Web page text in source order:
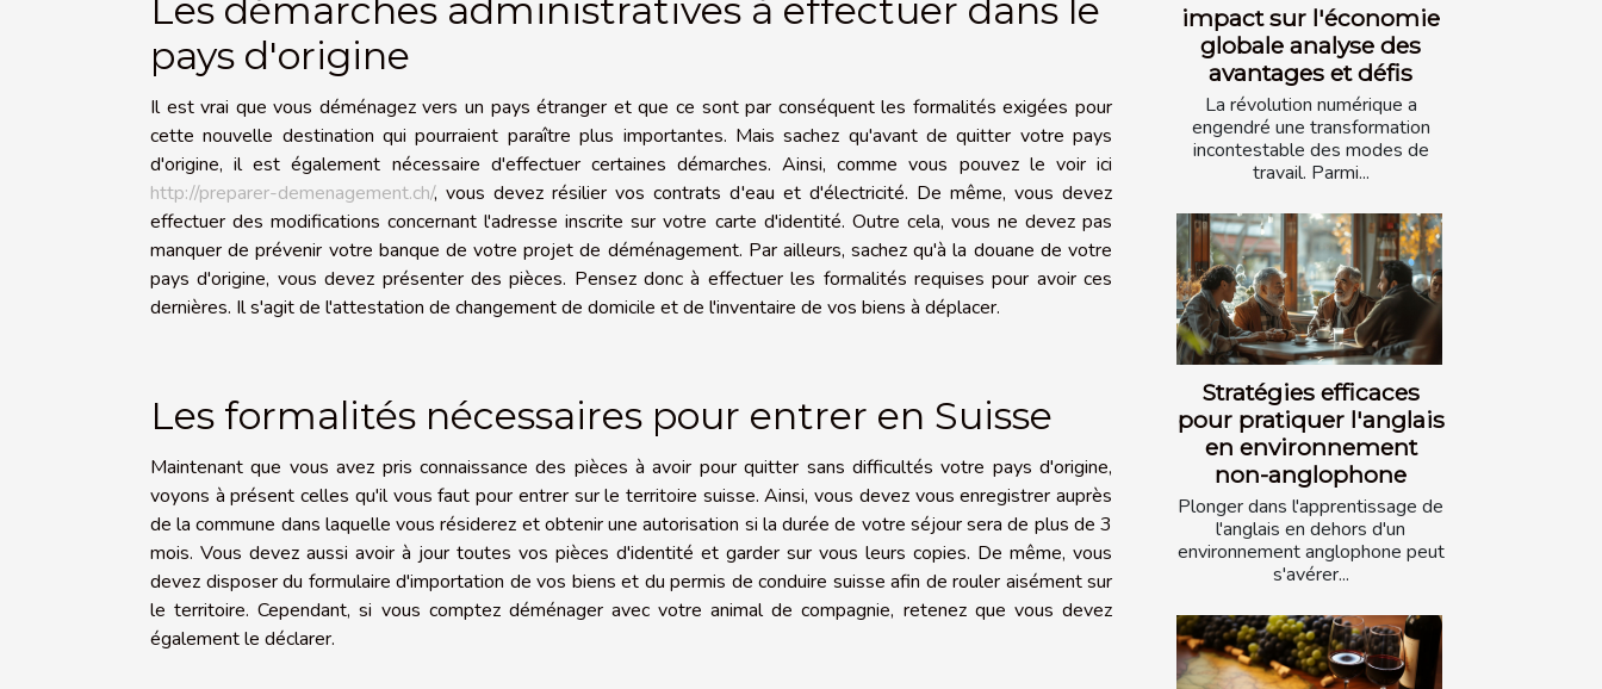
Les démarches administratives à effectuer dans le
pays d'origine
Il est vrai que vous déménagez vers un pays étranger et que ce sont par conséquent les formalités exigées pour
cette nouvelle destination qui pourraient paraître plus importantes. Mais sachez qu'avant de quitter votre pays
d'origine, il est également nécessaire d'effectuer certaines démarches. Ainsi, comme vous pouvez le voir ici
http://preparer-demenagement.ch/, vous devez résilier vos contrats d'eau et d'électricité. De même, vous devez
effectuer des modifications concernant l'adresse inscrite sur votre carte d'identité. Outre cela, vous ne devez pas
manquer de prévenir votre banque de votre projet de déménagement. Par ailleurs, sachez qu'à la douane de votre
pays d'origine, vous devez présenter des pièces. Pensez donc à effectuer les formalités requises pour avoir ces
dernières. Il s'agit de l'attestation de changement de domicile et de l'inventaire de vos biens à déplacer.
Les formalités nécessaires pour entrer en Suisse
Maintenant que vous avez pris connaissance des pièces à avoir pour quitter sans difficultés votre pays d'origine,
voyons à présent celles qu'il vous faut pour entrer sur le territoire suisse. Ainsi, vous devez vous enregistrer auprès
de la commune dans laquelle vous résiderez et obtenir une autorisation si la durée de votre séjour sera de plus de 3
mois. Vous devez aussi avoir à jour toutes vos pièces d'identité et garder sur vous leurs copies. De même, vous
devez disposer du formulaire d'importation de vos biens et du permis de conduire suisse afin de rouler aisément sur
le territoire. Cependant, si vous comptez déménager avec votre animal de compagnie, retenez que vous devez
également le déclarer.
impact sur l'économie
globale analyse des
avantages et défis
La révolution numérique a
engendré une transformation
incontestable des modes de
travail. Parmi...
Stratégies efficaces
pour pratiquer l'anglais
en environnement
non-anglophone
Plonger dans l'apprentissage de
l'anglais en dehors d'un
environnement anglophone peut
s'avérer...